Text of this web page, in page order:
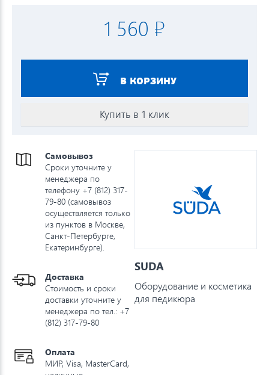
1 560 ₽
В КОРЗИНУ
Купить в 1 клик
Самовывоз
Сроки уточните у
менеджера по
телефону +7 (812) 317-
79-80 (самовывоз
осуществляется только
из пунктов в Москве,
Санкт-Петербурге,
Екатеринбурге).
Доставка
Стоимость и сроки
доставки уточните у
менеджера по тел.: +7
(812) 317-79-80
Оплата
МИР, Visa, MasterCard,
SUDA
Оборудование и косметика
для педикюра